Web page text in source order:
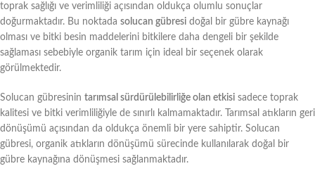
toprak sağlığı ve verimliliği açısından oldukça olumlu sonuçlar
doğurmaktadır. Bu noktada solucan gübresi doğal bir gübre kaynağı
olması ve bitki besin maddelerini bitkilere daha dengeli bir şekilde
sağlaması sebebiyle organik tarım için ideal bir seçenek olarak
görülmektedir.
Solucan gübresinin tarımsal sürdürülebilirliğe olan etkisi sadece toprak
kalitesi ve bitki verimliliğiyle de sınırlı kalmamaktadır. Tarımsal atıkların geri
dönüşümü açısından da oldukça önemli bir yere sahiptir. Solucan
gübresi, organik atıkların dönüşümü sürecinde kullanılarak doğal bir
gübre kaynağına dönüşmesi sağlanmaktadır.